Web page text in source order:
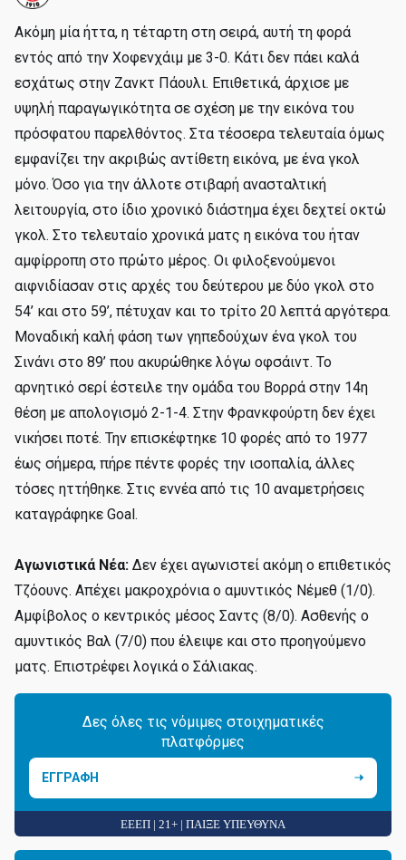
Ακόμη μία ήττα, η τέταρτη στη σειρά, αυτή τη φορά
εντός από την Χοφενχάιμ με 3-0. Κάτι δεν πάει καλά
εσχάτως στην Ζανκτ Πάουλι. Επιθετικά, άρχισε με
υψηλή παραγωγικότητα σε σχέση με την εικόνα του
πρόσφατου παρελθόντος. Στα τέσσερα τελευταία όμως
εμφανίζει την ακριβώς αντίθετη εικόνα, με ένα γκολ
μόνο. Όσο για την άλλοτε στιβαρή ανασταλτική
λειτουργία, στο ίδιο χρονικό διάστημα έχει δεχτεί οκτώ
γκολ. Στο τελευταίο χρονικά ματς η εικόνα του ήταν
αμφίρροπη στο πρώτο μέρος. Οι φιλοξενούμενοι
αιφνιδίασαν στις αρχές του δεύτερου με δύο γκολ στο
54’ και στο 59’, πέτυχαν και το τρίτο 20 λεπτά αργότερα.
Μοναδική καλή φάση των γηπεδούχων ένα γκολ του
Σινάνι στο 89’ που ακυρώθηκε λόγω οφσάιντ. Το
αρνητικό σερί έστειλε την ομάδα του Βορρά στην 14η
θέση με απολογισμό 2-1-4. Στην Φρανκφούρτη δεν έχει
νικήσει ποτέ. Την επισκέφτηκε 10 φορές από το 1977
έως σήμερα, πήρε πέντε φορές την ισοπαλία, άλλες
τόσες ηττήθηκε. Στις εννέα από τις 10 αναμετρήσεις
καταγράφηκε Goal.
Αγωνιστικά Νέα: Δεν έχει αγωνιστεί ακόμη ο επιθετικός
Τζόουνς. Απέχει μακροχρόνια ο αμυντικός Νέμεθ (1/0).
Αμφίβολος ο κεντρικός μέσος Σαντς (8/0). Ασθενής ο
αμυντικός Βαλ (7/0) που έλειψε και στο προηγούμενο
ματς. Επιστρέφει λογικά ο Σάλιακας.
Δες όλες τις νόμιμες στοιχηματικές
πλατφόρμες
ΕΓΓΡΑΦΗ
ΕΕΕΠ | 21+ | ΠΑΙΞΕ ΥΠΕΥΘΥΝΑ